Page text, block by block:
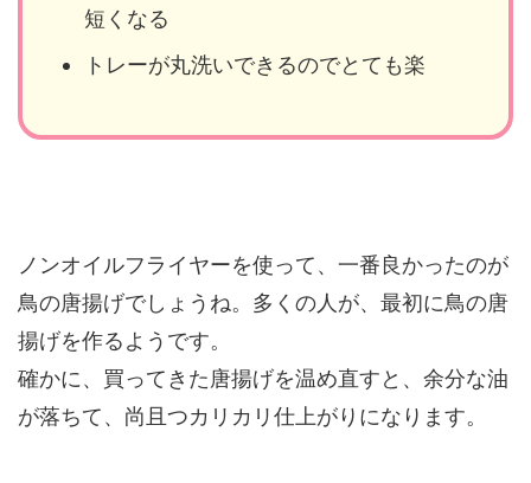
短くなる
トレーが丸洗いできるのでとても楽
ノンオイルフライヤーを使って、一番良かったのが
鳥の唐揚げでしょうね。多くの人が、最初に鳥の唐
揚げを作るようです。
確かに、買ってきた唐揚げを温め直すと、余分な油
が落ちて、尚且つカリカリ仕上がりになります。